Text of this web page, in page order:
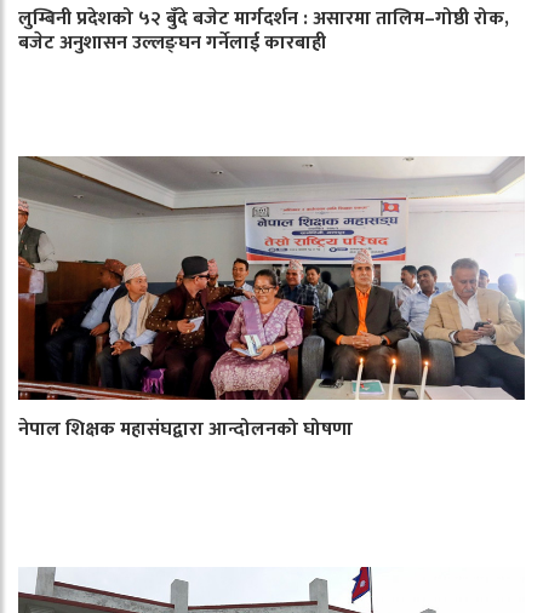
लुम्बिनी प्रदेशको ५२ बुँदे बजेट मार्गदर्शन : असारमा तालिम–गोष्ठी रोक,
बजेट अनुशासन उल्लङ्घन गर्नेलाई कारबाही
नेपाल शिक्षक महासंघद्वारा आन्दोलनको घोषणा